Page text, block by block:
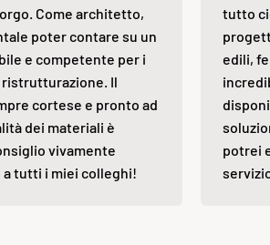
Come architetto,
poter contare su un
e competente per i
Il
cortese e pronto ad
dei materiali è
vivamente
tutti i miei colleghi!
tutto
edili,
potrei